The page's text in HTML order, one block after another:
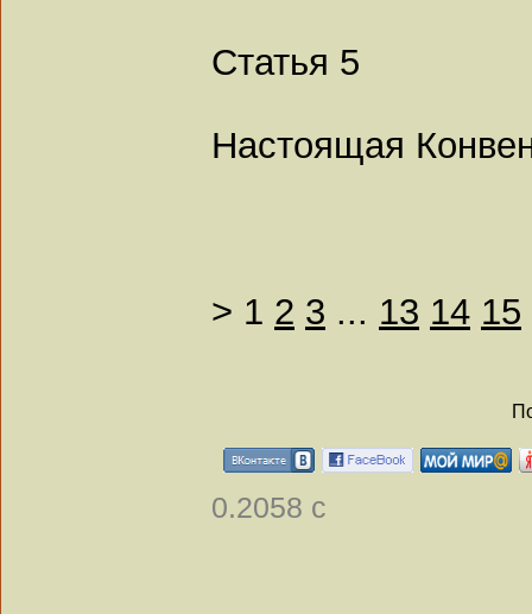
Статья 5
Настоящая
> 1 2 3 ... 13 14 15
0.2058 с